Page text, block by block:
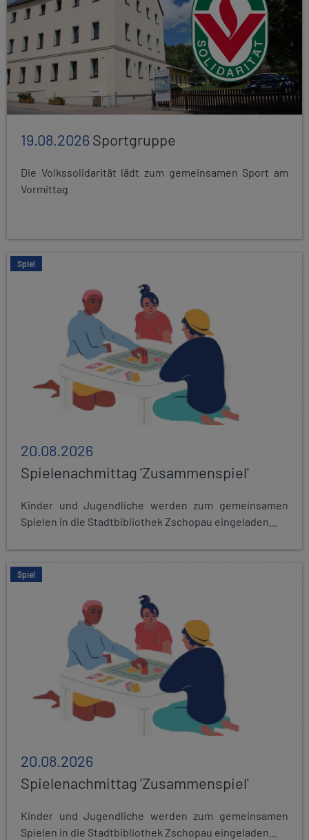
19.08.2026Sportgruppe
Die Volkssolidarität lädt zum gemeinsamen Sport am
Vormittag
Spiel
20.08.2026
Spielenachmittag 'Zusammenspiel'
Kinder und Jugendliche werden zum gemeinsamen
Spielen in die Stadtbibliothek Zschopau eingeladen...
Spiel
20.08.2026
Spielenachmittag 'Zusammenspiel'
Kinder und Jugendliche werden zum gemeinsamen
Spielen in die Stadtbibliothek Zschopau eingeladen...